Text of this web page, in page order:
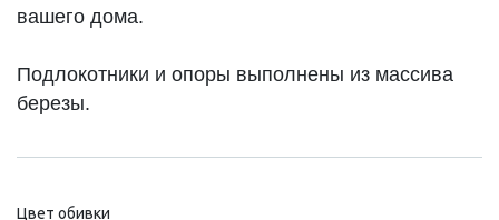
вашего дома.
Подлокотники и опоры выполнены из массива
березы.
Цвет обивки